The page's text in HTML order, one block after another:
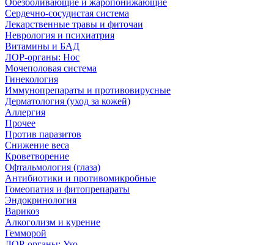
Обезболивающие и жаропонижающие
Сердечно-сосудистая система
Лекарственные травы и фиточаи
Неврология и психиатрия
Витамины и БАД
ЛОР-органы: Нос
Мочеполовая система
Гинекология
Иммунопрепараты и противовирусные
Дерматология (уход за кожей)
Аллергия
Прочее
Против паразитов
Снижение веса
Кроветворение
Офтальмология (глаза)
Антибиотики и противомикробные
Гомеопатия и фитопрепараты
Эндокринология
Варикоз
Алкоголизм и курение
Гемморой